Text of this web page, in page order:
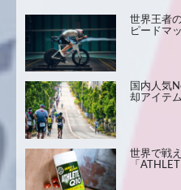
世界王者
ピードマ
国内人気
却アイテ
世界で戦
「